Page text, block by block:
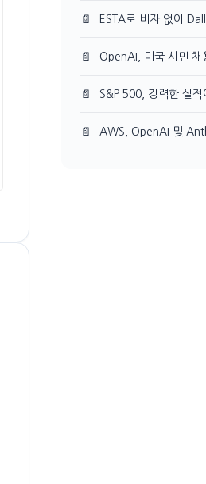
📄 ESTA로 비자 없이
📄 OpenAI, 미국 시민 채
📄 S&P 500, 강력한 실적
📄 AWS, OpenAI 및